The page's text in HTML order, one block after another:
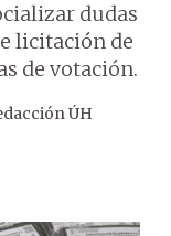
dudas
licitación de
de votación.
ÚH